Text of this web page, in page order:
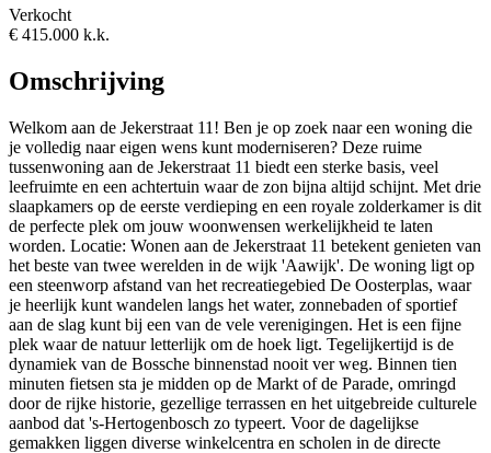
Verkocht
€ 415.000 k.k.
Omschrijving
Welkom aan de Jekerstraat 11! Ben je op zoek naar een woning die
je volledig naar eigen wens kunt moderniseren? Deze ruime
tussenwoning aan de Jekerstraat 11 biedt een sterke basis, veel
leefruimte en een achtertuin waar de zon bijna altijd schijnt. Met drie
slaapkamers op de eerste verdieping en een royale zolderkamer is dit
de perfecte plek om jouw woonwensen werkelijkheid te laten
worden. Locatie: Wonen aan de Jekerstraat 11 betekent genieten van
het beste van twee werelden in de wijk 'Aawijk'. De woning ligt op
een steenworp afstand van het recreatiegebied De Oosterplas, waar
je heerlijk kunt wandelen langs het water, zonnebaden of sportief
aan de slag kunt bij een van de vele verenigingen. Het is een fijne
plek waar de natuur letterlijk om de hoek ligt. Tegelijkertijd is de
dynamiek van de Bossche binnenstad nooit ver weg. Binnen tien
minuten fietsen sta je midden op de Markt of de Parade, omringd
door de rijke historie, gezellige terrassen en het uitgebreide culturele
aanbod dat 's-Hertogenbosch zo typeert. Voor de dagelijkse
gemakken liggen diverse winkelcentra en scholen in de directe